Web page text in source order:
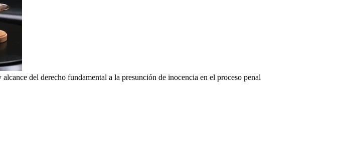
del derecho fundamental a la presunción de inocencia en el proceso penal